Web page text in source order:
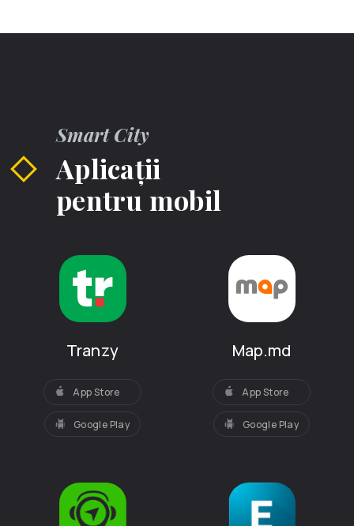
Smart City
Aplicații
pentru mobil
Tranzy
App Store
Google Play
Map.md
App Store
Google Play